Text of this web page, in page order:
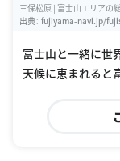
三保松原 | 富士山エリアの
出典： fujiyama-navi.jp/
富士山と一緒に世
天候に恵まれると